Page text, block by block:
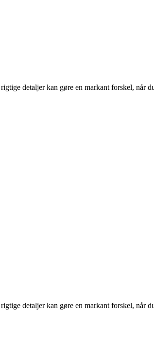
detaljer kan gøre en markant forskel, når
detaljer kan gøre en markant forskel, når